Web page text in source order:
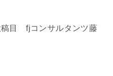
目 fjコンサルタンツ藤